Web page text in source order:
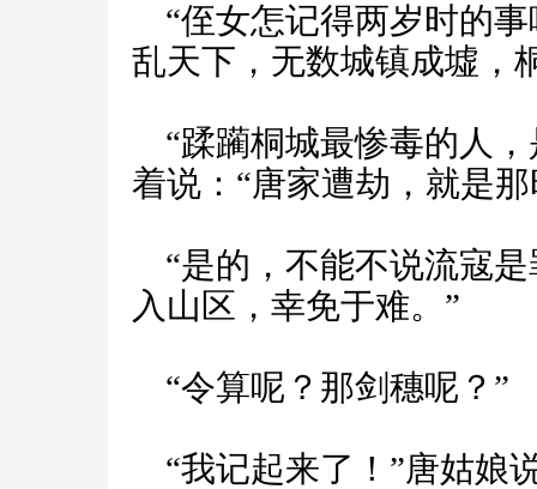
“侄女怎记得两岁时的事
乱天下，无数城镇成墟
“蹂躏桐城最惨毒的人，
着说：“唐家遭劫，就是
“是的，不能不说流寇
入山区，幸免于难。”
“令算呢？那剑穗呢？”
“我记起来了！”唐姑娘